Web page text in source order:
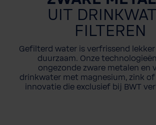
UIT
FILTEREN
Gefilterd water is verfrissend
duurzaam. Onze
ongezonde zware metalen en
drinkwater met magnesium, zink
innovatie die exclusief bij BWT